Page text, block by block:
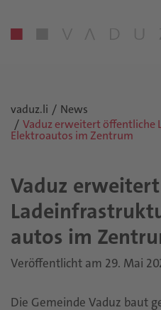
vaduz.li
News
Vaduz erweitert öffentliche
Elektroautos im Zentrum
Vaduz
au­tos im
Veröffentlicht am 29. Mai
Die Gemeinde Vaduz baut